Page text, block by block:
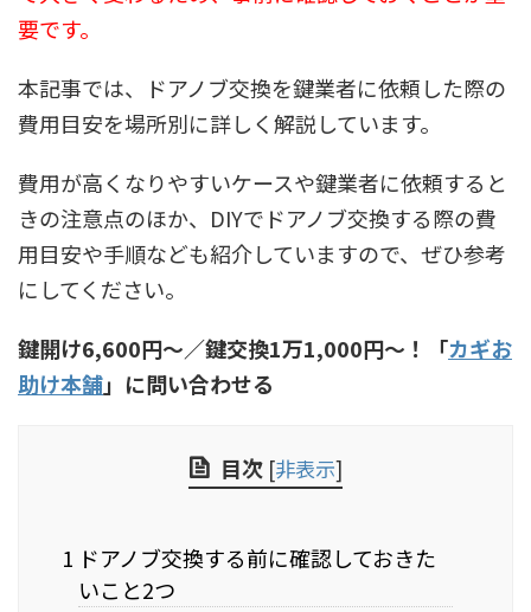
要です。
本記事では、ドアノブ交換を鍵業者に依頼した際の
費用目安を場所別に詳しく解説しています。
費用が高くなりやすいケースや鍵業者に依頼すると
きの注意点のほか、DIYでドアノブ交換する際の費
用目安や手順なども紹介していますので、ぜひ参考
にしてください。
鍵開け6,600円〜／鍵交換1万1,000円〜！「カギお
助け本舗」に問い合わせる
目次 [非表示]
1 ドアノブ交換する前に確認しておきた
いこと2つ